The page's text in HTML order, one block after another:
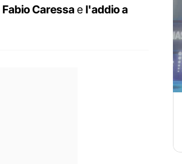
Fabio Caressael'addio a